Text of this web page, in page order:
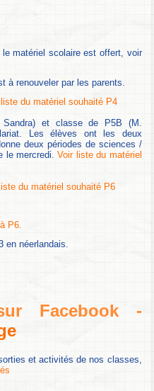
matériel scolaire est offert, voir
à renouveler par les parents.
du matériel souhaité P4
et classe de P5B (M.
Les élèves ont les deux
deux périodes de sciences /
le mercredi.Voir liste du matériel
du matériel souhaité P6
P6.
en néerlandais.
Facebook -
et activités de nos classes,